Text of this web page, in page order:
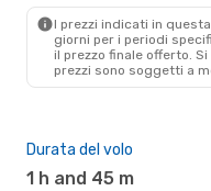
I prezzi indicati in
giorni per i periodi
il ​​prezzo finale offerto.
prezzi sono soggetti a
Durata del volo
1 h and 45 m